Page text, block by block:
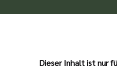
Dieser Inhalt ist nur